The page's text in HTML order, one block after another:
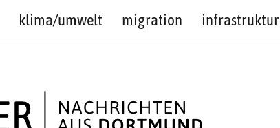
klima/umwelt migration infrastruktur